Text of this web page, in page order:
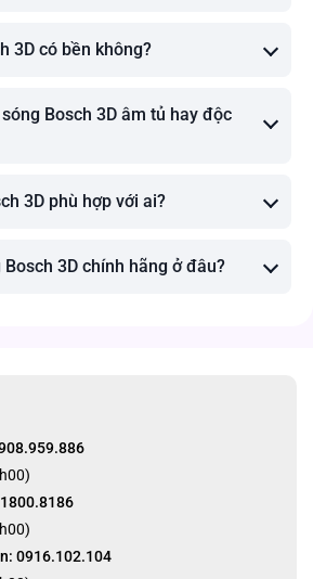
3D có bền không?
Bosch 3D âm tủ hay độc
3D phù hợp với ai?
3D chính hãng ở đâu?
0916.102.104